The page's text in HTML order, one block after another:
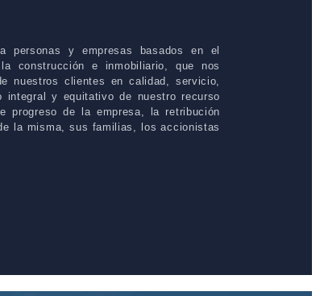
personas y empresas basados en el
construcción e inmobiliario, que nos
nuestros clientes en calidad, servicio,
integral y equitativo de nuestro recurso
progreso de la empresa, la retribución
la misma, sus familias, los accionistas